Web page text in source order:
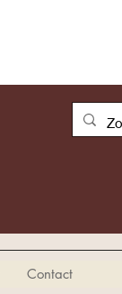
Contact